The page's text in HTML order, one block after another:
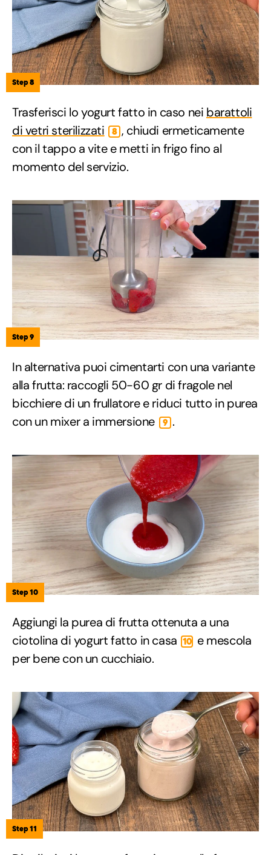
Step 8
Trasferisci lo yogurt fatto in caso nei barattoli
di vetri sterilizzati
8 , chiudi ermeticamente
con il tappo a vite e metti in frigo fino al
momento del servizio.
Step 9
In alternativa puoi cimentarti con una variante
alla frutta: raccogli 50-60 gr di fragole nel
bicchiere di un frullatore e riduci tutto in purea
con un mixer a immersione
9 .
Step 10
Aggiungi la purea di frutta ottenuta a una
ciotolina di yogurt fatto in casa 10 e mescola
per bene con un cucchiaio.
Step 11